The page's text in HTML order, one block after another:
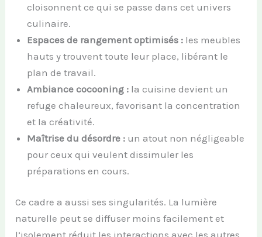
cloisonnent ce qui se passe dans cet univers
culinaire.
Espaces de rangement optimisés : les meubles
hauts y trouvent toute leur place, libérant le
plan de travail.
Ambiance cocooning : la cuisine devient un
refuge chaleureux, favorisant la concentration
et la créativité.
Maîtrise du désordre : un atout non négligeable
pour ceux qui veulent dissimuler les
préparations en cours.
Ce cadre a aussi ses singularités. La lumière
naturelle peut se diffuser moins facilement et